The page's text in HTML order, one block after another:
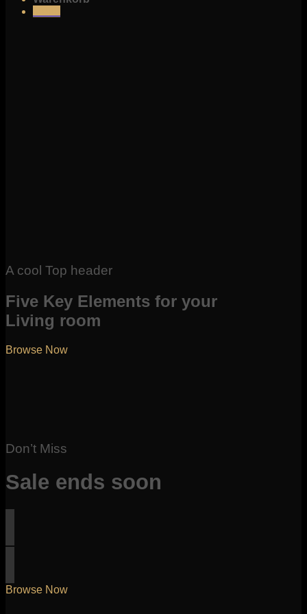
A cool Top header
Five Key Elements for your
Living room
Browse Now
Don’t Miss
Sale ends soon
Browse Now